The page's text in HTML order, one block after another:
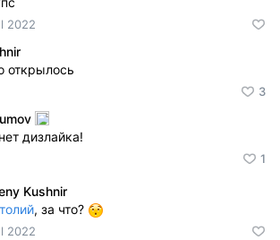
2022
открылось
3
дизлайка!
1
Kushnir
, за что?
2022